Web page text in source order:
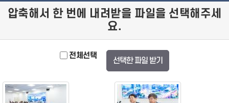
압축해서 한 번에 내려받을 파일을 선택해주세
요.
전체선택
선택한 파일 받기